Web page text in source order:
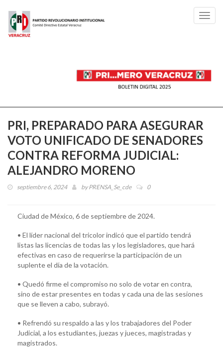
PRI, PREPARADO PARA ASEGURAR
VOTO UNIFICADO DE SENADORES
CONTRA REFORMA JUDICIAL:
ALEJANDRO MORENO
septiembre 6, 2024 byPRENSA_Se_cde 0
Ciudad de México, 6 de septiembre de 2024.
• El líder nacional del tricolor indicó que el partido tendrá
listas las licencias de todas las y los legisladores, que hará
efectivas en caso de requerirse la participación de un
suplente el día de la votación.
• Quedó firme el compromiso no solo de votar en contra,
sino de estar presentes en todas y cada una de las sesiones
que se lleven a cabo, subrayó.
• Refrendó su respaldo a las y los trabajadores del Poder
Judicial, a los estudiantes, juezas y jueces, magistradas y
magistrados.